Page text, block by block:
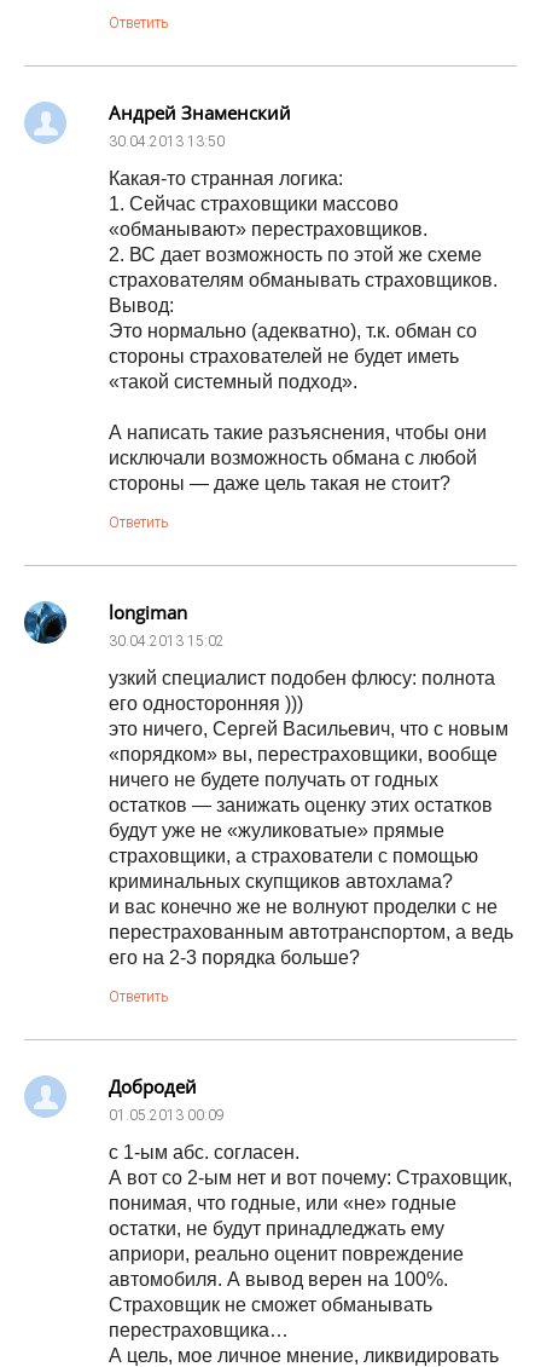
Ответить
Андрей Знаменский
30.04.2013 13:50
Какая-то странная логика:
1. Сейчас страховщики массово
«обманывают» перестраховщиков.
2. ВС дает возможность по этой же схеме
страхователям обманывать страховщиков.
Вывод:
Это нормально (адекватно), т.к. обман со
стороны страхователей не будет иметь
«такой системный подход».
А написать такие разъяснения, чтобы они
исключали возможность обмана с любой
стороны — даже цель такая не стоит?
Ответить
longiman
30.04.2013 15:02
узкий специалист подобен флюсу: полнота
его односторонняя )))
это ничего, Сергей Васильевич, что с новым
«порядком» вы, перестраховщики, вообще
ничего не будете получать от годных
остатков — занижать оценку этих остатков
будут уже не «жуликоватые» прямые
страховщики, а страхователи с помощью
криминальных скупщиков автохлама?
и вас конечно же не волнуют проделки с не
перестрахованным автотранспортом, а ведь
его на 2-3 порядка больше?
Ответить
Добродей
01.05.2013 00:09
с 1-ым абс. согласен.
А вот со 2-ым нет и вот почему: Страховщик,
понимая, что годные, или «не» годные
остатки, не будут принадледжать ему
априори, реально оценит повреждение
автомобиля. А вывод верен на 100%.
Страховщик не сможет обманывать
перестраховщика…
А цель, мое личное мнение, ликвидировать